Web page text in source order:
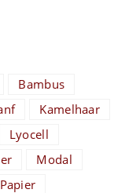
Bambus
Kamelhaar
Lyocell
Modal
Papier